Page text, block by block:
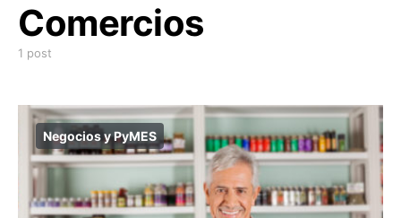
Comercios
1 post
Negocios y PyMES